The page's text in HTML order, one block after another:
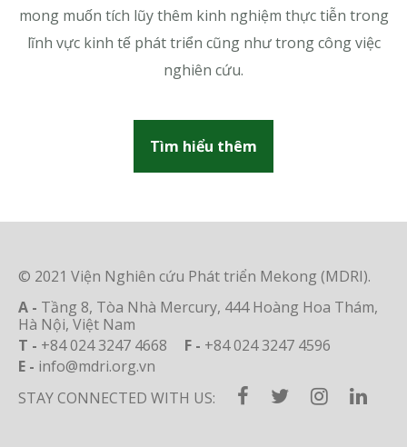
mong muốn tích lũy thêm kinh nghiệm thực tiễn trong
lĩnh vực kinh tế phát triển cũng như trong công việc
nghiên cứu.
Tìm hiểu thêm
© 2021 Viện Nghiên cứu Phát triển Mekong (MDRI).
A - Tầng 8, Tòa Nhà Mercury, 444 Hoàng Hoa Thám,
Hà Nội, Việt Nam
T - +84 024 3247 4668 F - +84 024 3247 4596
E - info@mdri.org.vn
STAY CONNECTED WITH US: